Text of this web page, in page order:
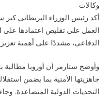
وكالات
أكد رئيس الوزراء البريطاني كير
العمل على تقليص اعتمادها على
الدفاعي، مشددًا على أهمية تعزيز
وأوضح ستارمر أن أوروبا مطالبة
جاهزيتها الأمنية بما يضمن
التحديات الدولية المتصاعدة.